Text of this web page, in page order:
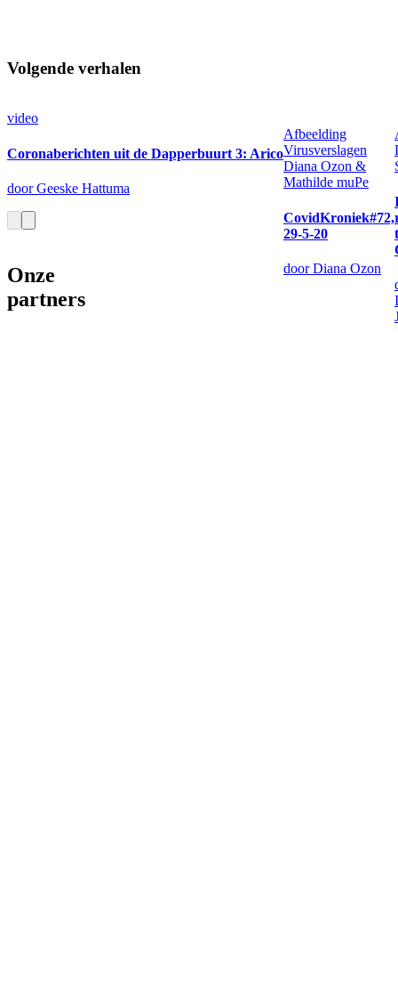
Volgende verhalen
video
Coronaberichten uit de Dapperbuurt 3: Arico
door Geeske Hattuma
Afbeelding
Virusverslagen
Diana Ozon &
Mathilde muPe
CovidKroniek#72,
29-5-20
door Diana Ozon
Onze
partners